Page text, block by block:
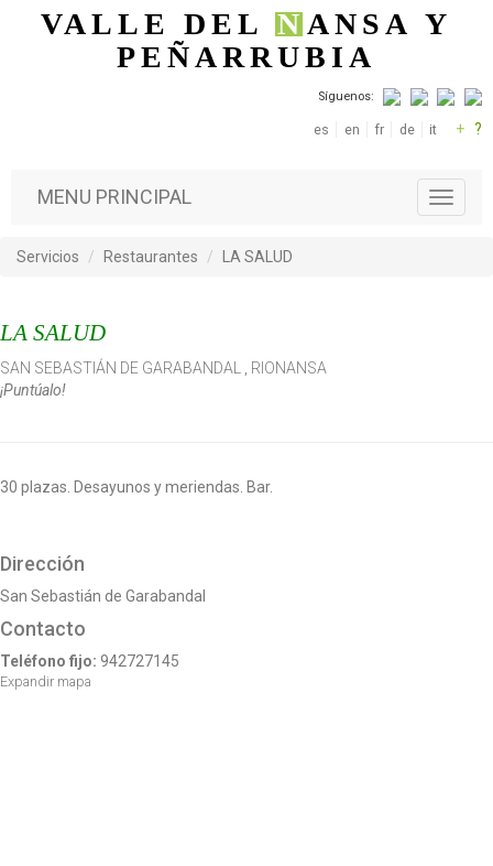
Pasar al contenido principal
VALLE DELNANSA Y
PEÑARRUBIA
Síguenos:
es en fr de it + ?
T
o
MENU PRINCIPAL
Servicios Restaurantes LA SALUD
LA SALUD
SAN SEBASTIÁN DE GARABANDAL
RIONANSA
¡Puntúalo!
30 plazas. Desayunos y meriendas. Bar.
Dirección
San Sebastián de Garabandal
Contacto
Teléfono fijo: 942727145
Expandir mapa